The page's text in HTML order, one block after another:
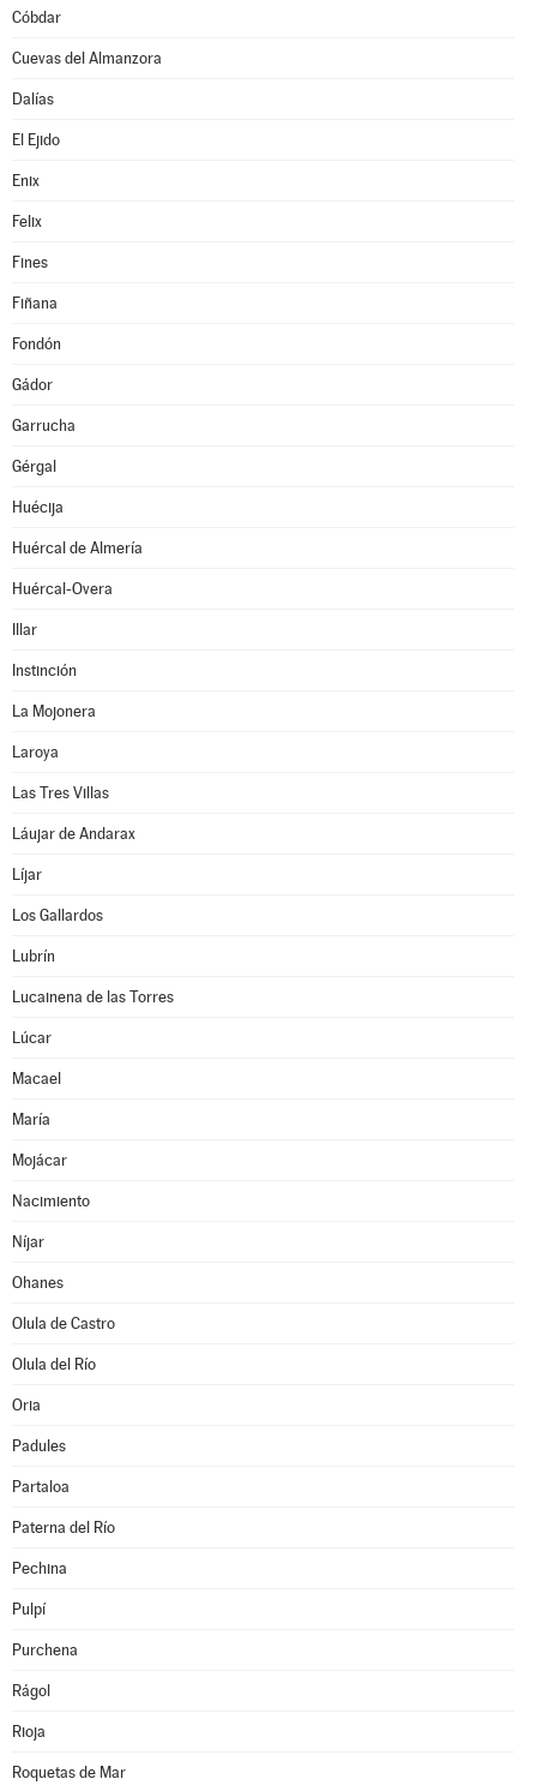
Cóbdar
Cuevas del Almanzora
Dalías
El Ejido
Enix
Felix
Fines
Fiñana
Fondón
Gádor
Garrucha
Gérgal
Huécija
Huércal de Almería
Huércal-Overa
Illar
Instinción
La Mojonera
Laroya
Las Tres Villas
Láujar de Andarax
Líjar
Los Gallardos
Lubrín
Lucainena de las Torres
Lúcar
Macael
María
Mojácar
Nacimiento
Níjar
Ohanes
Olula de Castro
Olula del Río
Oria
Padules
Partaloa
Paterna del Río
Pechina
Pulpí
Purchena
Rágol
Rioja
Roquetas de Mar